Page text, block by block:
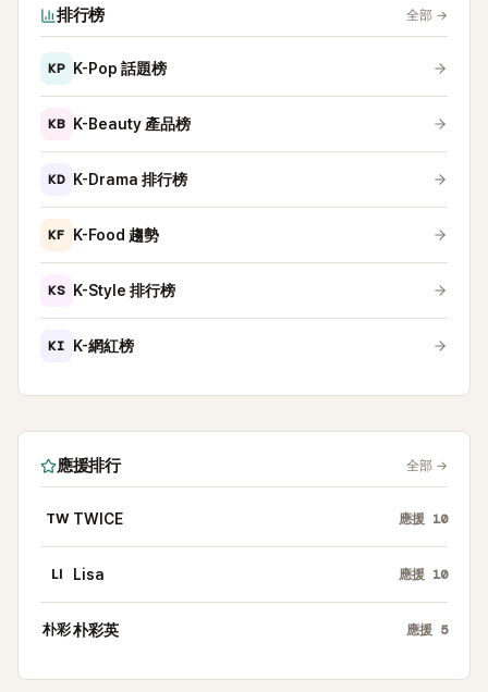
排行榜 全部 →
KP K-Pop 話題榜
KB K-Beauty 產品榜
KD K-Drama 排行榜
KF K-Food 趨勢
KS K-Style 排行榜
KI K-網紅榜
應援排行 全部 →
TW TWICE 應援 10
LI Lisa 應援 10
朴彩朴彩英 應援 5